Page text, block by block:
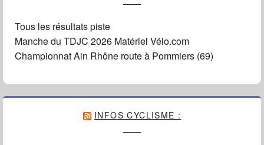
Tous les résultats piste
Manche du TDJC 2026 Matériel Vélo.com
Championnat Ain Rhône route à Pommiers (69)
INFOS CYCLISME :